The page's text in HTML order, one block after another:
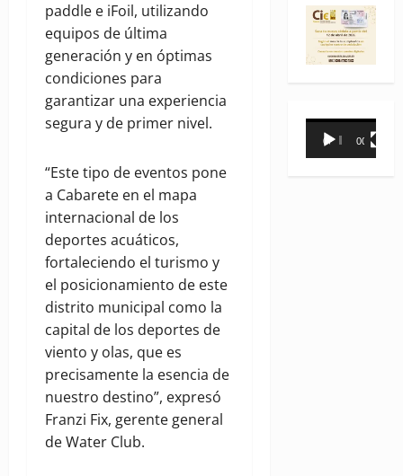
paddle e iFoil, utilizando
equipos de última
generación y en óptimas
condiciones para
garantizar una experiencia
segura y de primer nivel.
“Este tipo de eventos pone
a Cabarete en el mapa
internacional de los
deportes acuáticos,
fortaleciendo el turismo y
el posicionamiento de este
distrito municipal como la
capital de los deportes de
viento y olas, que es
precisamente la esencia de
nuestro destino”, expresó
Franzi Fix, gerente general
de Water Club.
Reproductor
00:00 00:31